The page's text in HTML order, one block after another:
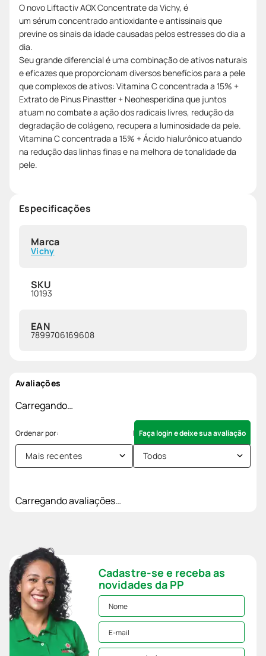
O novo Liftactiv AOX Concentrate da Vichy, é
um sérum concentrado antioxidante e antissinais que
previne os sinais da idade causadas pelos estresses do dia a
dia.
Seu grande diferencial é uma combinação de ativos naturais
e eficazes que proporcionam diversos benefícios para a pele
que complexos de ativos: Vitamina C concentrada a 15% +
Extrato de Pinus Pinastter + Neohesperidina que juntos
atuam no combate a ação dos radicais livres, redução da
degradação de colágeno, recupera a luminosidade da pele.
Vitamina C concentrada a 15% + Ácido hialurônico atuando
na redução das linhas finas e na melhora de tonalidade da
pele.
Especificações
Marca
Vichy
SKU
10193
EAN
7899706169608
Avaliações
Carregando…
Faça login e deixe sua avaliação
Mais recentes Todos
Carregando avaliações…
Cadastre-se e receba as
novidades da PP